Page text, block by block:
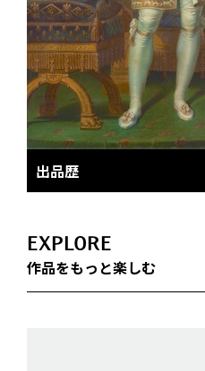
出品歴
EXPLORE
作品をもっと楽しむ